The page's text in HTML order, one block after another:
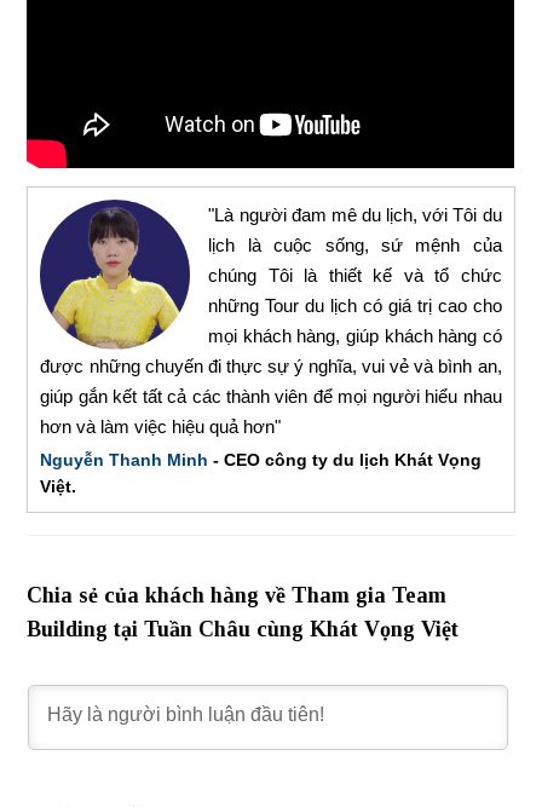
"Là người đam mê du lịch, với Tôi du
lịch là cuộc sống, sứ mệnh của
chúng Tôi là thiết kế và tổ chức
những Tour du lịch có giá trị cao cho
mọi khách hàng, giúp khách hàng có
được những chuyến đi thực sự ý nghĩa, vui vẻ và bình an,
giúp gắn kết tất cả các thành viên để mọi người hiểu nhau
hơn và làm việc hiệu quả hơn"
Nguyễn Thanh Minh - CEO công ty du lịch Khát Vọng
Việt.
Chia sẻ của khách hàng về Tham gia Team
Building tại Tuần Châu cùng Khát Vọng Việt